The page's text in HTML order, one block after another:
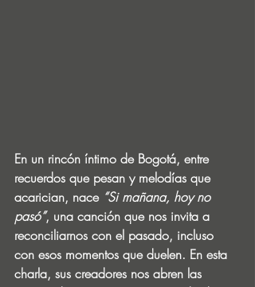
En un rincón íntimo de Bogotá, entre
recuerdos que pesan y melodías que
acarician, nace “Si mañana, hoy no
pasó”, una canción que nos invita a
reconciliarnos con el pasado, incluso
con esos momentos que duelen. En esta
charla, sus creadores nos abren las